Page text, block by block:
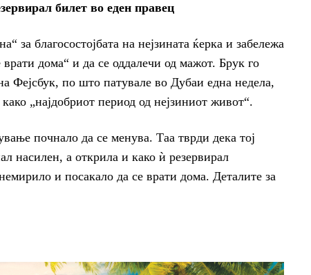
билет во еден правец
за благосостојбата на нејзината ќерка и забележа
дома“ и да се оддалечи од мажот. Брук го
Фејсбук, по што патувале во Дубаи една недела,
„најдобриот период од нејзиниот живот“.
почнало да се менува. Таа тврди дека тој
насилен, а открила и како ѝ резервирал
и посакало да се врати дома. Деталите за